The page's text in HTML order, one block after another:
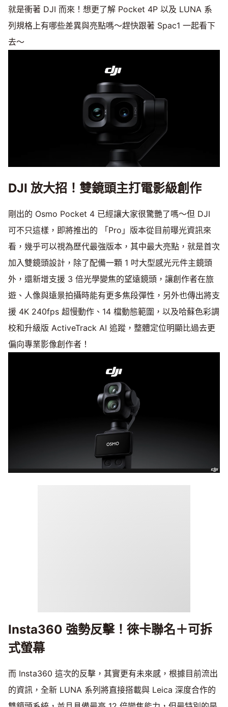
就是衝著 DJI 而來！想更了解 Pocket 4P 以及 LUNA 系
列規格上有哪些差異與亮點嗎～趕快跟著 Spac1 一起看下
去～
DJI 放大招！雙鏡頭主打電影級創作
剛出的 Osmo Pocket 4 已經讓大家很驚艷了嗎～但 DJI
可不只這樣，即將推出的 「Pro」版本從目前曝光資訊來
看，幾乎可以視為歷代最強版本，其中最大亮點，就是首次
加入雙鏡頭設計，除了配備一顆 1 吋大型感光元件主鏡頭
外，還新增支援 3 倍光學變焦的望遠鏡頭，讓創作者在旅
遊、人像與遠景拍攝時能有更多焦段彈性，另外也傳出將支
援 4K 240fps 超慢動作、14 檔動態範圍，以及哈蘇色彩調
校和升級版 ActiveTrack AI 追蹤，整體定位明顯比過去更
偏向專業影像創作者！
Insta360 強勢反擊！徠卡聯名＋可拆
式螢幕
而 Insta360 這次的反擊，其實更有未來感，根據目前流出
的資訊，全新 LUNA 系列將直接搭載與 Leica 深度合作的